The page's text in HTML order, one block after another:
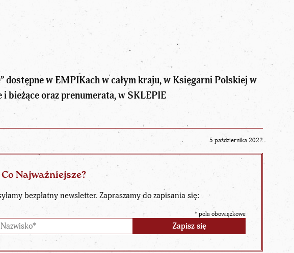
dostępne w EMPIKach w całym kraju, w Księgarni Polskiej w
bieżące oraz prenumerata, w SKLEPIE
5 października 2022
Najważniejsze?
bezpłatny newsletter. Zapraszamy do zapisania się:
*pola obowiązkowe